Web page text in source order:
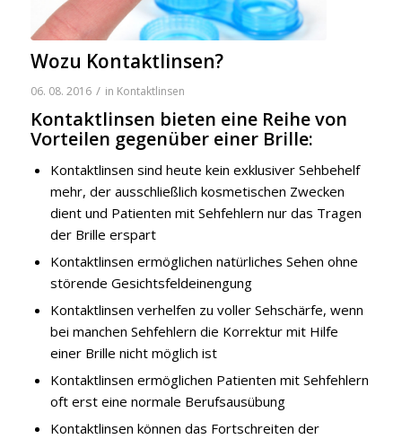
Wozu Kontaktlinsen?
06. 08. 2016 / in Kontaktlinsen
Kontaktlinsen bieten eine Reihe von
Vorteilen gegenüber einer Brille:
Kontaktlinsen sind heute kein exklusiver Sehbehelf
mehr, der ausschließlich kosmetischen Zwecken
dient und Patienten mit Sehfehlern nur das Tragen
der Brille erspart
Kontaktlinsen ermöglichen natürliches Sehen ohne
störende Gesichtsfeldeinengung
Kontaktlinsen verhelfen zu voller Sehschärfe, wenn
bei manchen Sehfehlern die Korrektur mit Hilfe
einer Brille nicht möglich ist
Kontaktlinsen ermöglichen Patienten mit Sehfehlern
oft erst eine normale Berufsausübung
Kontaktlinsen können das Fortschreiten der